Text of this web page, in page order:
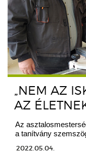
„NEM AZ
AZ
Az
a tanítvány
2022.05.04.